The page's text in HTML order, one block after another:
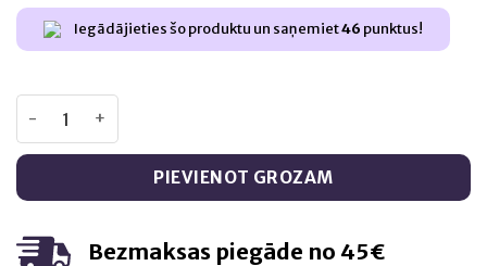
Iegādājieties šo produktu un saņemiet46 punktus!
PIEVIENOT GROZAM
Bezmaksas piegāde no 45€